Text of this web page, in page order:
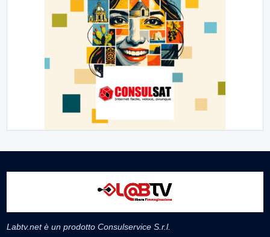
Labtv.net è un prodotto Consulservice S.r.l.